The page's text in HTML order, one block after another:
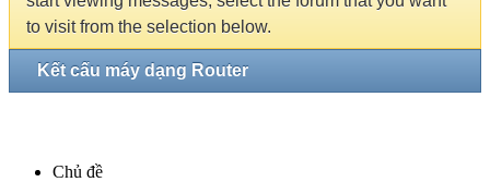
to visit from the selection below.
Kết cấu máy dạng Router
Chủ đề